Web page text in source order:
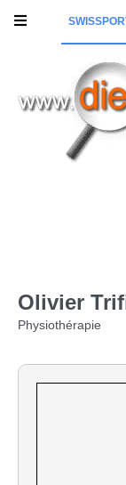
Olivier
Physiothérapie